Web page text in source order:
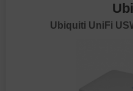
Ubiquiti UniFi